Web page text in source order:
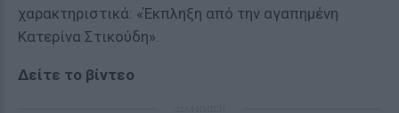
χαρακτηριστικά: «Έκπληξη από την αγαπημένη
Κατερίνα Στικούδη».
Δείτε το βίντεο